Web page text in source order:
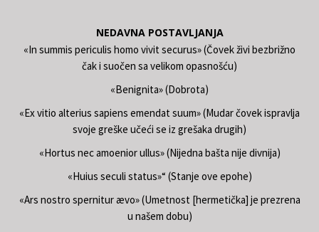
NEDAVNA POSTAVLJANJA
«In summis periculis homo vivit securus» (Čovek živi bezbrižno
čak i suočen sa velikom opasnošću)
«Benignita» (Dobrota)
«Ex vitio alterius sapiens emendat suum» (Mudar čovek ispravlja
svoje greške učeći se iz grešaka drugih)
«Hortus nec amoenior ullus» (Nijedna bašta nije divnija)
«Huius seculi status»“ (Stanje ove epohe)
«Ars nostro spernitur ævo» (Umetnost [hermetička] je prezrena
u našem dobu)